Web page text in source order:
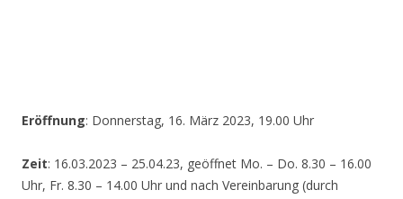
Eröffnung: Donnerstag, 16. März 2023, 19.00 Uhr
Zeit: 16.03.2023 – 25.04.23, geöffnet Mo. – Do. 8.30 – 16.00
Uhr, Fr. 8.30 – 14.00 Uhr und nach Vereinbarung (durch